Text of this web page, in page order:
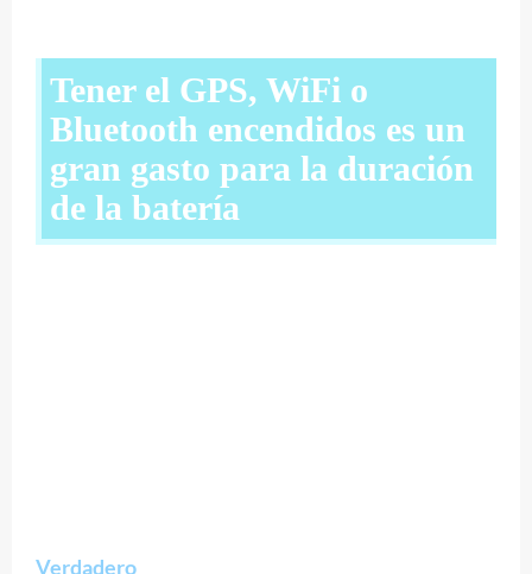
Tener el GPS, WiFi o
Bluetooth encendidos es un
gran gasto para la duración
de la batería
Verdadero